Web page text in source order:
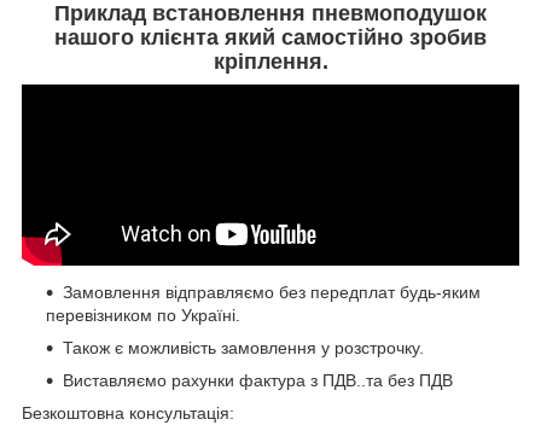
Приклад встановлення пневмоподушок
нашого клієнта який самостійно зробив
кріплення.
Замовлення відправляємо без передплат будь-яким
перевізником по Україні.
Також є можливість замовлення у розстрочку.
Виставляємо рахунки фактура з ПДВ..та без ПДВ
Безкоштовна консультація: